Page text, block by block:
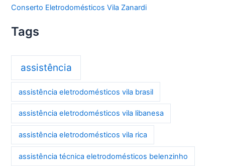
Conserto Eletrodomésticos Vila Zanardi
Tags
assistência
assistência eletrodomésticos vila brasil
assistência eletrodomésticos vila libanesa
assistência eletrodomésticos vila rica
assistência técnica eletrodomésticos belenzinho